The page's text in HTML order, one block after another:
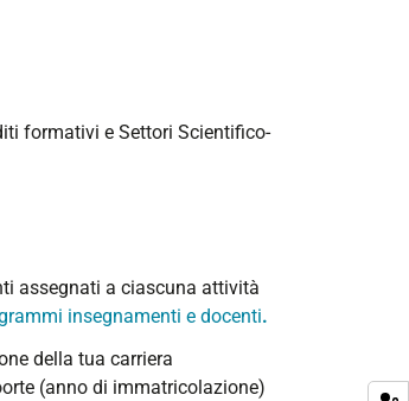
formativi e Settori Scientifico-
assegnati a ciascuna attività
insegnamenti e docenti.
della tua carriera
(anno di immatricolazione)